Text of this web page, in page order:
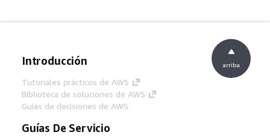
Introducción
Tutoriales prácticos de AWS
Biblioteca de soluciones de AWS
Guías de decisiones de AWS
Guías De Servicio
arriba